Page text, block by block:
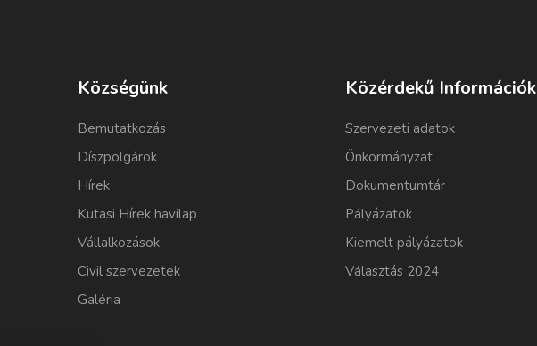
Községünk
Bemutatkozás
Díszpolgárok
Hírek
Kutasi Hírek havilap
Vállalkozások
Civil szervezetek
Galéria
Közérdekű Információk
Szervezeti adatok
Önkormányzat
Dokumentumtár
Pályázatok
Kiemelt pályázatok
Választás 2024